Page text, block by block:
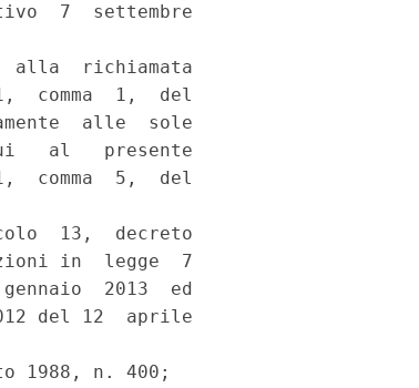
7  settembre
alla  richiamata
comma  1,  del
alle  sole
al   presente
comma  5,  del
13,  decreto
in  legge  7
2013  ed
del 12  aprile
1988, n. 400;